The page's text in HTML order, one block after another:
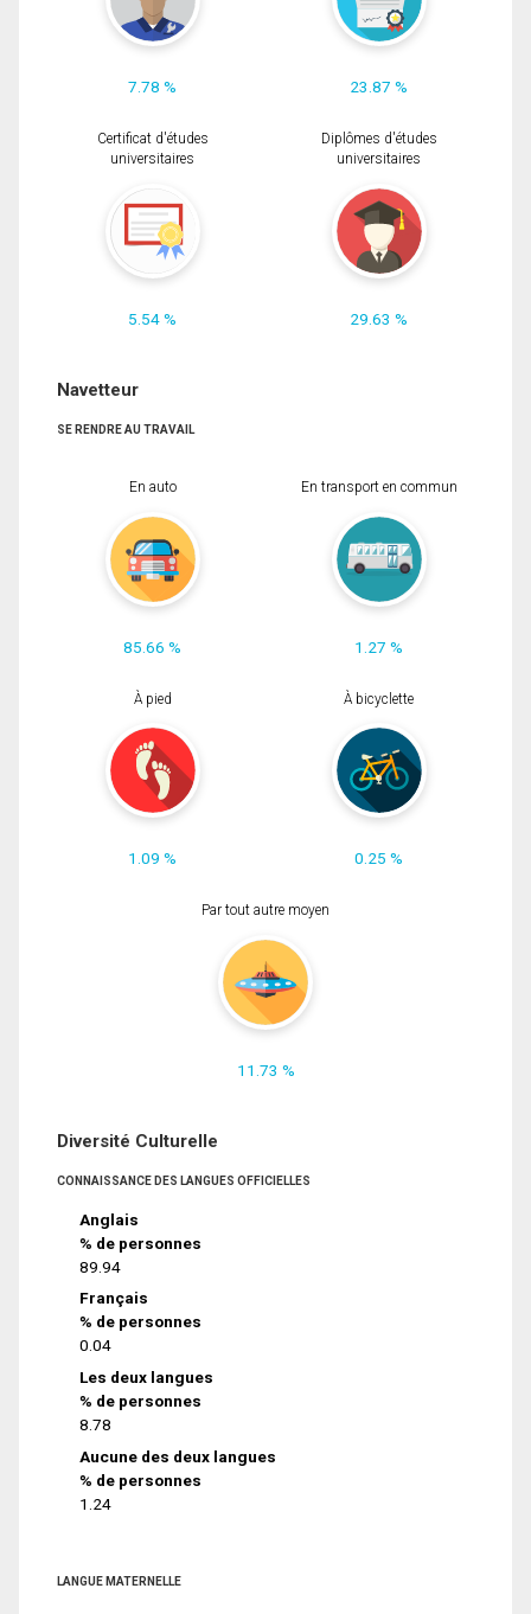
7.78 % 23.87 %
Certificat d'études
universitaires
5.54 %
Diplômes d'études
universitaires
29.63 %
Navetteur
SE RENDRE AU TRAVAIL
En auto
85.66 %
En transport en commun
1.27 %
À pied
1.09 %
À bicyclette
0.25 %
Par tout autre moyen
11.73 %
Diversité Culturelle
CONNAISSANCE DES LANGUES OFFICIELLES
Anglais
% de personnes
89.94
Français
% de personnes
0.04
Les deux langues
% de personnes
8.78
Aucune des deux langues
% de personnes
1.24
LANGUE MATERNELLE